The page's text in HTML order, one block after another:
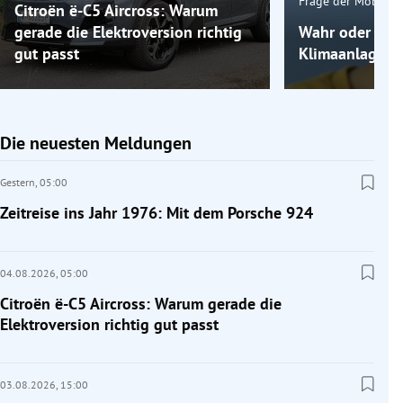
Citroën ë-C5 Aircross: Warum
gerade die Elektroversion richtig
gut passt
Wahr oder
Klimaanlage
Die neuesten Meldungen
Gestern, 05:00
Zeitreise ins Jahr 1976: Mit dem Porsche 924
04.08.2026, 05:00
Citroën ë-C5 Aircross: Warum gerade die
Elektroversion richtig gut passt
03.08.2026, 15:00